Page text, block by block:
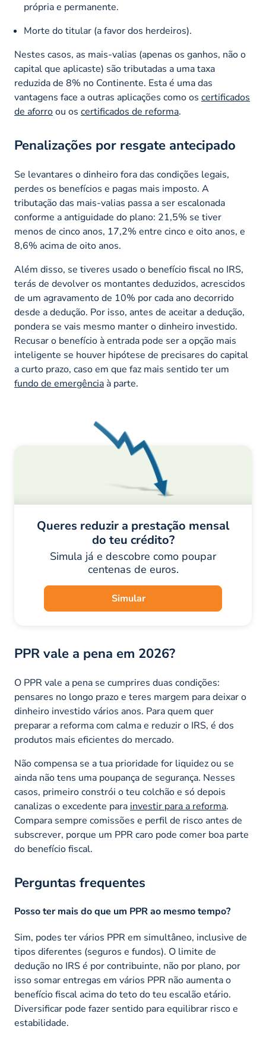
própria e permanente.
Morte do titular (a favor dos herdeiros).
Nestes casos, as mais-valias (apenas os ganhos, não o
capital que aplicaste) são tributadas a uma taxa
reduzida de 8% no Continente. Esta é uma das
vantagens face a outras aplicações como os certificados
de aforroou os certificados de reforma.
Penalizações por resgate antecipado
Se levantares o dinheiro fora das condições legais,
perdes os benefícios e pagas mais imposto. A
tributação das mais-valias passa a ser escalonada
conforme a antiguidade do plano: 21,5% se tiver
menos de cinco anos, 17,2% entre cinco e oito anos, e
8,6% acima de oito anos.
Além disso, se tiveres usado o benefício fiscal no IRS,
terás de devolver os montantes deduzidos, acrescidos
de um agravamento de 10% por cada ano decorrido
desde a dedução. Por isso, antes de aceitar a dedução,
pondera se vais mesmo manter o dinheiro investido.
Recusar o benefício à entrada pode ser a opção mais
inteligente se houver hipótese de precisares do capital
a curto prazo, caso em que faz mais sentido ter um
fundo de emergência à parte.
Queres reduzir a prestação mensal
do teu crédito?
Simula já e descobre como poupar
centenas de euros.
Simular
PPR vale a pena em 2026?
O PPR vale a pena se cumprires duas condições:
pensares no longo prazo e teres margem para deixar o
dinheiro investido vários anos. Para quem quer
preparar a reforma com calma e reduzir o IRS, é dos
produtos mais eficientes do mercado.
Não compensa se a tua prioridade for liquidez ou se
ainda não tens uma poupança de segurança. Nesses
casos, primeiro constrói o teu colchão e só depois
canalizas o excedente para investir para a reforma.
Compara sempre comissões e perfil de risco antes de
subscrever, porque um PPR caro pode comer boa parte
do benefício fiscal.
Perguntas frequentes
Posso ter mais do que um PPR ao mesmo tempo?
Sim, podes ter vários PPR em simultâneo, inclusive de
tipos diferentes (seguros e fundos). O limite de
dedução no IRS é por contribuinte, não por plano, por
isso somar entregas em vários PPR não aumenta o
benefício fiscal acima do teto do teu escalão etário.
Diversificar pode fazer sentido para equilibrar risco e
estabilidade.